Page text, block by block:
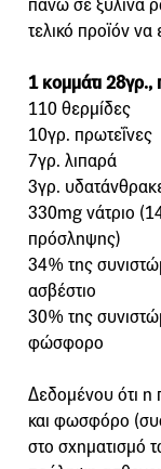
πάνω σε ξύλινα
τελικό προϊόν να
1 κομμάτι 28γρ.,
110 θερμίδες
10γρ. πρωτεΐνες
7γρ. λιπαρά
3γρ.
330mg νάτριο
πρόσληψης)
34% της
ασβέστιο
30% της
φώσφορο
Δεδομένου ότι η
και φωσφόρο
στο σχηματισμό